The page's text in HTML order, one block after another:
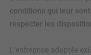
conditions qui leur
respecter les
L’entreprise adaptée